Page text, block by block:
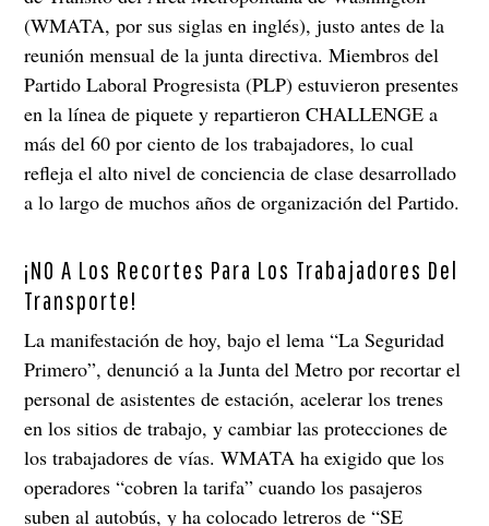
(WMATA, por sus siglas en inglés), justo antes de la
reunión mensual de la junta directiva. Miembros del
Partido Laboral Progresista (PLP) estuvieron presentes
en la línea de piquete y repartieron CHALLENGE a
más del 60 por ciento de los trabajadores, lo cual
refleja el alto nivel de conciencia de clase desarrollado
a lo largo de muchos años de organización del Partido.
¡NO A Los Recortes Para Los Trabajadores Del
Transporte!
La manifestación de hoy, bajo el lema “La Seguridad
Primero”, denunció a la Junta del Metro por recortar el
personal de asistentes de estación, acelerar los trenes
en los sitios de trabajo, y cambiar las protecciones de
los trabajadores de vías. WMATA ha exigido que los
operadores “cobren la tarifa” cuando los pasajeros
suben al autobús, y ha colocado letreros de “SE